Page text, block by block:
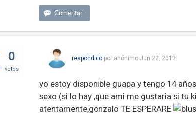
0
votos
respondido por anónimo Jun 22, 2013
yo estoy disponible guapa y tengo 14
sexo (si lo hay ,que ami me gustaria si tu
atentamente,gonzalo TE ESPERARE